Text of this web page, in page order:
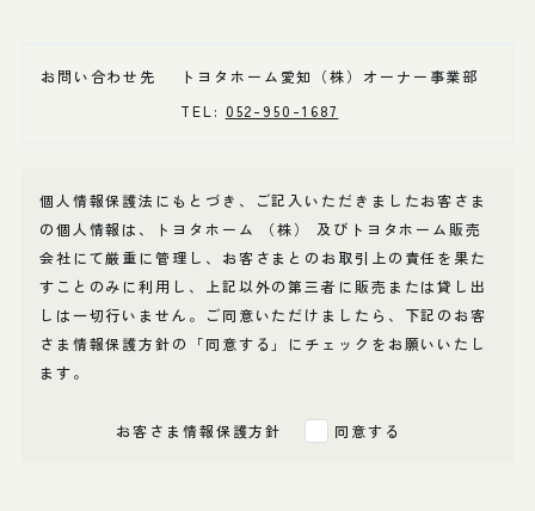
お問い合わせ先
トヨタホーム愛知（株）オーナー事業部
TEL: 052-950-1687
個人情報保護法にもとづき、ご記入いただきましたお客さま
の個人情報は、トヨタホーム （株） 及びトヨタホーム販売
会社にて厳重に管理し、お客さまとのお取引上の責任を果た
すことのみに利用し、上記以外の第三者に販売または貸し出
しは一切行いません。ご同意いただけましたら、下記のお客
さま情報保護方針の「同意する」にチェックをお願いいたし
ます。
お客さま情報保護方針 同意する